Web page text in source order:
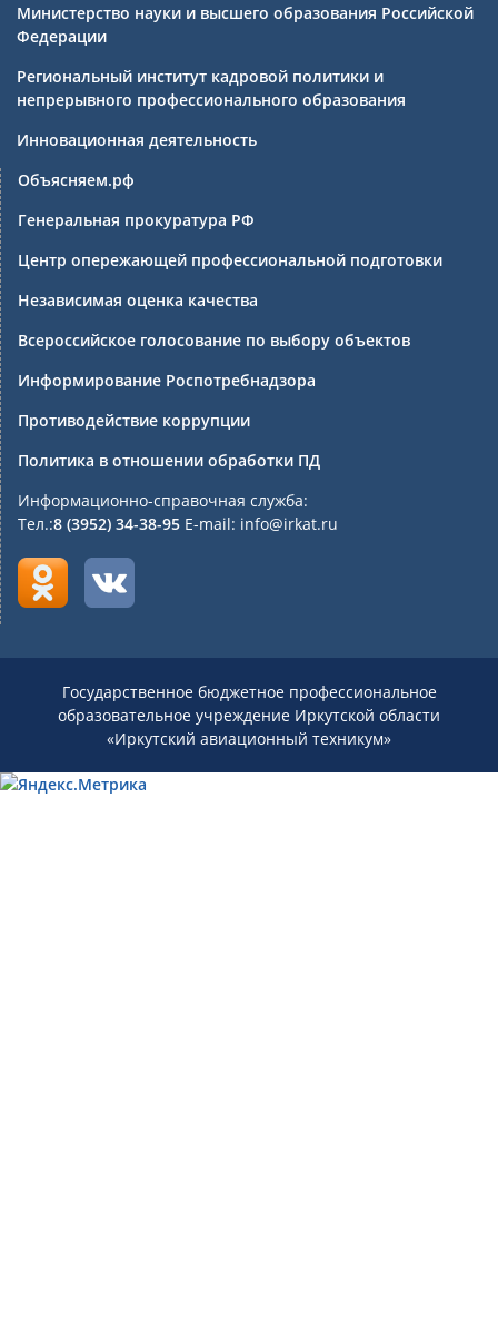
Министерство науки и высшего образования Российской
Федерации
Региональный институт кадровой политики и
непрерывного профессионального образования
Инновационная деятельность
Объясняем.рф
Генеральная прокуратура РФ
Центр опережающей профессиональной подготовки
Независимая оценка качества
Всероссийское голосование по выбору объектов
Информирование Роспотребнадзора
Противодействие коррупции
Политика в отношении обработки ПД
Информационно-справочная служба:
Тел.:8 (3952) 34-38-95 E-mail: info@irkat.ru
Государственное бюджетное профессиональное
образовательное учреждение Иркутской области
«Иркутский авиационный техникум»